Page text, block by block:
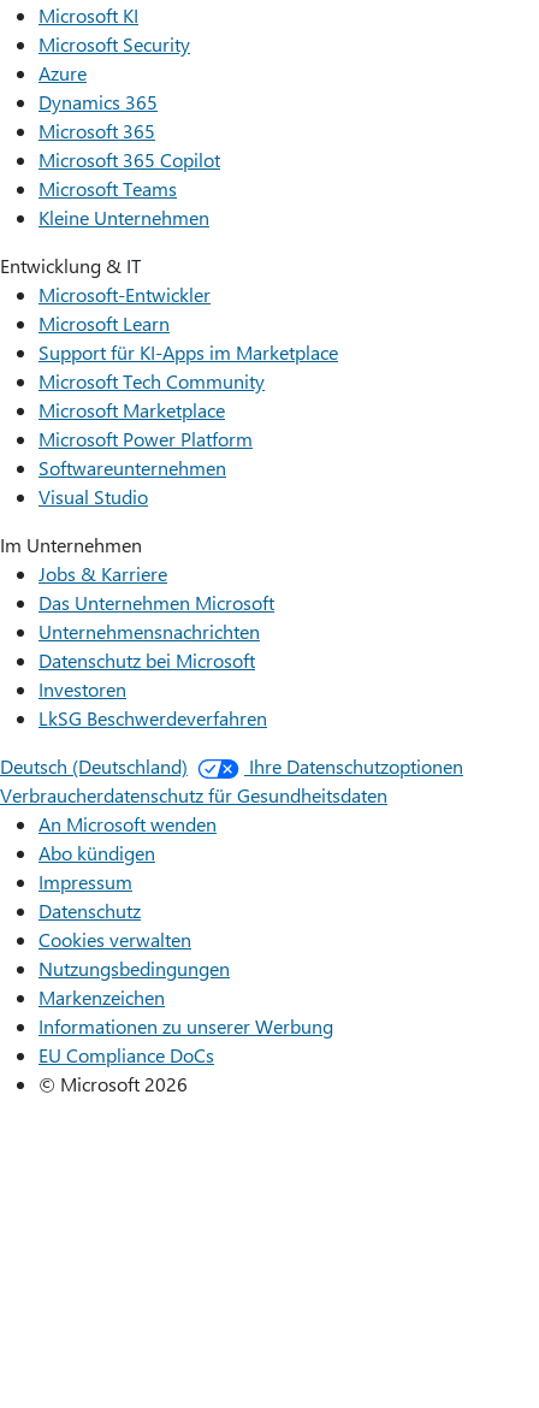
Microsoft KI
Microsoft Security
Azure
Dynamics 365
Microsoft 365
Microsoft 365 Copilot
Microsoft Teams
Kleine Unternehmen
Entwicklung & IT
Microsoft-Entwickler
Microsoft Learn
Support für KI-Apps im Marketplace
Microsoft Tech Community
Microsoft Marketplace
Microsoft Power Platform
Softwareunternehmen
Visual Studio
Im Unternehmen
Jobs & Karriere
Das Unternehmen Microsoft
Unternehmensnachrichten
Datenschutz bei Microsoft
Investoren
LkSG Beschwerdeverfahren
Deutsch (Deutschland)
Ihre Datenschutzoptionen
Verbraucherdatenschutz für Gesundheitsdaten
An Microsoft wenden
Abo kündigen
Impressum
Datenschutz
Cookies verwalten
Nutzungsbedingungen
Markenzeichen
Informationen zu unserer Werbung
EU Compliance DoCs
© Microsoft 2026